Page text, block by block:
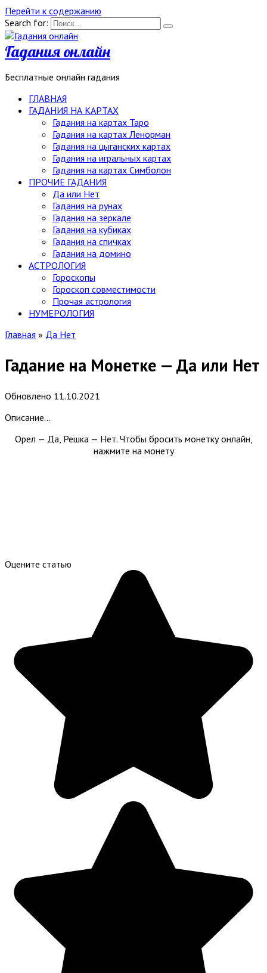
Перейти к содержанию
Search for:
Гадания онлайн
Бесплатные онлайн гадания
ГЛАВНАЯ
ГАДАНИЯ НА КАРТАХ
Гадания на картах Таро
Гадания на картах Ленорман
Гадания на цыганских картах
Гадания на игральных картах
Гадания на картах Симболон
ПРОЧИЕ ГАДАНИЯ
Да или Нет
Гадания на рунах
Гадания на зеркале
Гадания на кубиках
Гадания на спичках
Гадания на домино
АСТРОЛОГИЯ
Гороскопы
Гороскоп cовместимости
Прочая астрология
НУМЕРОЛОГИЯ
Главная » Да Нет
Гадание на Монетке — Да или Нет
Обновлено 11.10.2021
Описание…
Орел — Да, Решка — Нет. Чтобы бросить монетку онлайн,
нажмите на монету
Оцените статью